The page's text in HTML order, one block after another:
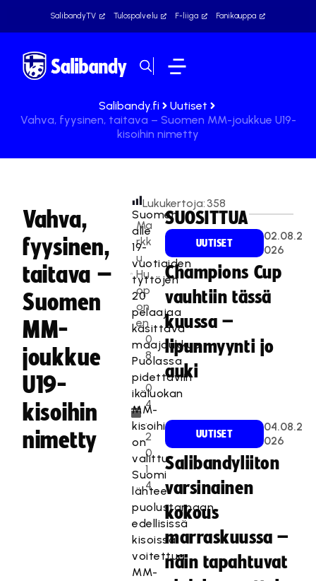
SalibandyTV Tulospalvelu F-liiga Fanikauppa
Salibandy.fi
Uutiset
Vahva, fyysinen, taitava – Suomen MM-joukkue U19-
kisoihin nimetty
Vahva,
fyysinen,
taitava –
Suomen
MM-
joukkue
U19-
kisoihin
nimetty
Ma
rkk
u
Hu
op
on
en
0
8
.
0
4
.
2
0
1
4
Lukukertoja: 358
Suomen
alle
19-
vuotiaiden
tyttöjen
20
pelaajaa
käsittävä
maajoukkue
Puolassa
pidettäviin
ikäluokan
MM-
kisoihin
on
valittu.
Suomi
lähtee
puolustamaan
edellisissä
kisoissa
voitettua
MM-
SUOSITTUA
UUTISET
02.08.2
026
Champions Cup
vauhtiin tässä
kuussa –
lipunmyynti jo
auki
UUTISET
04.08.2
026
Salibandyliiton
varsinainen
kokous
marraskuussa –
näin tapahtuvat